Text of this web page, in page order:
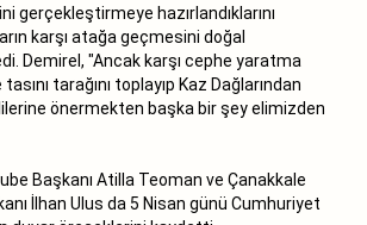
gerçekleştirmeye hazırlandıklarını
karşı atağa geçmesini doğal
Demirel, "Ancak karşı cephe yaratma
tarağını toplayıp Kaz Dağlarından
önermekten başka bir şey elimizden
Başkanı Atilla Teoman ve Çanakkale
İlhan Ulus da 5 Nisan günü Cumhuriyet